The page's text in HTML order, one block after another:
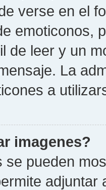
verse en el
emoticonos,
de leer y un
La
a
imagenes?
se pueden